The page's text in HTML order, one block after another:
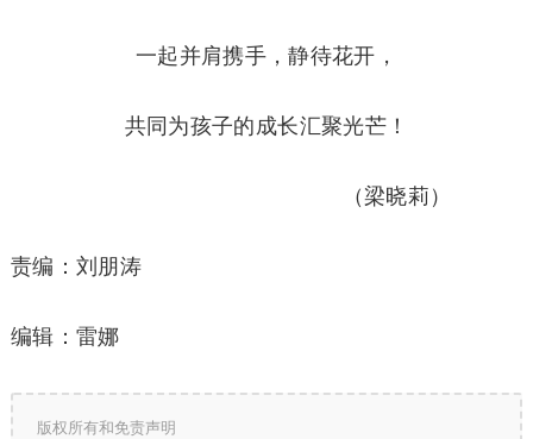
一起并肩携手，静待花开，
共同为孩子的成长汇聚光芒！
（梁晓莉）
责编：刘朋涛
编辑：雷娜
版权所有和免责声明